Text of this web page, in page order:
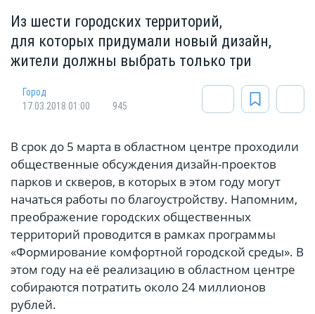
Из шести городских территорий,
для которых придумали новый дизайн,
жители должны выбрать только три
Город
17.03.2018 01:00
945
В срок до 5 марта в областном центре проходили
общественные обсуждения дизайн-проектов
парков и скверов, в которых в этом году могут
начаться работы по благоустройству. Напомним,
преображение городских общественных
территорий проводится в рамках программы
«Формирование комфортной городской среды». В
этом году на её реализацию в областном центре
собираются потратить около 24 миллионов
рублей.